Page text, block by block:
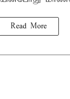
Read More